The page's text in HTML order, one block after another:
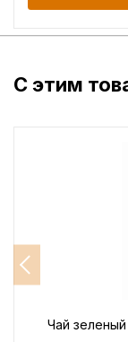
С этим
Чай